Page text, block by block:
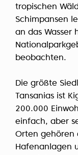
tropischen
Schimpansen
an das Wasser
beobachten.
Die größte
Tansanias ist
200.000
einfach, aber
Orten gehören
Hafenanlagen